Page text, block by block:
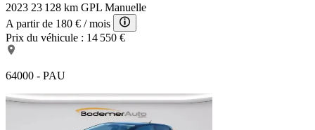
2023 23 128 km GPL Manuelle
A partir de 180 € / mois
Prix du véhicule : 14 550 €
64000 - PAU